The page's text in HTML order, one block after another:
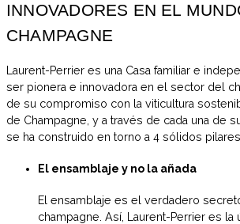
INNOVADORES EN EL
CHAMPAGNE
Laurent-Perrier es una Casa familiar e
ser pionera e innovadora en el sector del
de su compromiso con la viticultura
de Champagne, y a través de cada una de
se ha construido en torno a 4 sólidos pilares.
El ensamblaje y no la añada
El ensamblaje es el verdadero
champagne. Así, Laurent-Perrier es la